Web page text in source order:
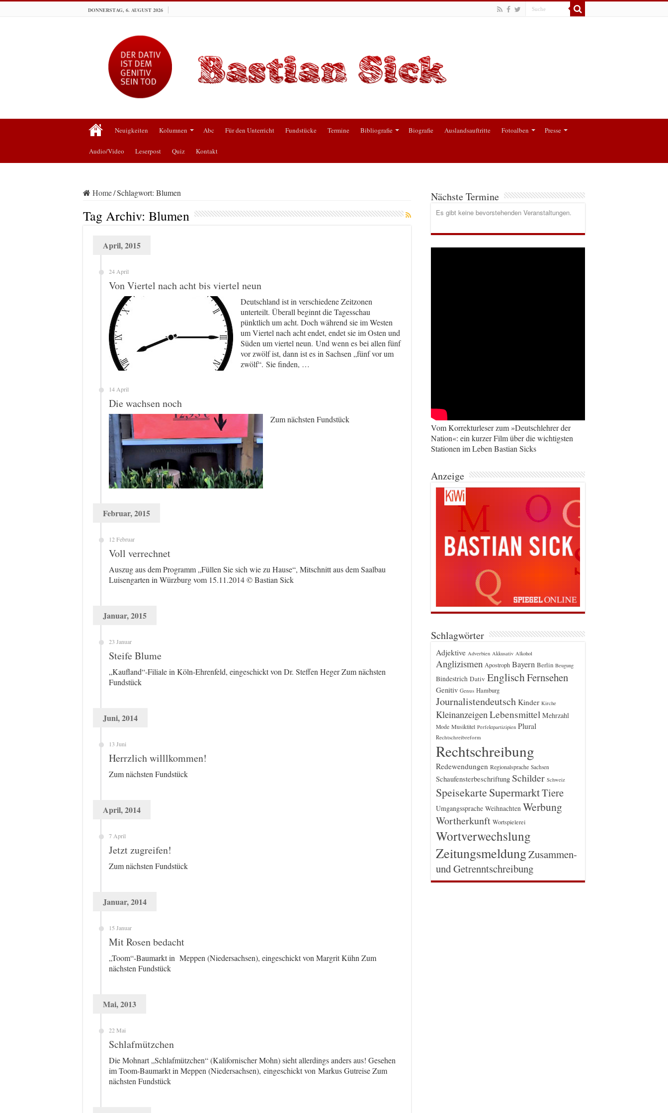
DONNERSTAG, 6. AUGUST 2026
Neuigkeiten Kolumnen Abc Für den Unterricht Fundstücke Termine Bibliografie Biografie Auslandsauftritte Fotoalben Presse
Audio/Video Leserpost Quiz Kontakt
Home/Schlagwort: Blumen
Tag Archiv: Blumen
April, 2015
24 April
Von Viertel nach acht bis viertel neun
Deutschland ist in verschiedene Zeitzonen
unterteilt. Überall beginnt die Tagesschau
pünktlich um acht. Doch während sie im Westen
um Viertel nach acht endet, endet sie im Osten und
Süden um viertel neun. Und wenn es bei allen fünf
vor zwölf ist, dann ist es in Sachsen „fünf vor um
zwölf“. Sie finden, …
14 April
Die wachsen noch
Zum nächsten Fundstück
Februar, 2015
12 Februar
Voll verrechnet
Auszug aus dem Programm „Füllen Sie sich wie zu Hause“, Mitschnitt aus dem Saalbau
Luisengarten in Würzburg vom 15.11.2014 © Bastian Sick
Januar, 2015
23 Januar
Steife Blume
„Kaufland“-Filiale in Köln-Ehrenfeld, eingeschickt von Dr. Steffen Heger Zum nächsten
Fundstück
Juni, 2014
13 Juni
Herrzlich willlkommen!
Zum nächsten Fundstück
April, 2014
7 April
Jetzt zugreifen!
Zum nächsten Fundstück
Januar, 2014
15 Januar
Mit Rosen bedacht
„Toom“-Baumarkt in Meppen (Niedersachsen), eingeschickt von Margrit Kühn Zum
nächsten Fundstück
Mai, 2013
22 Mai
Schlafmützchen
Die Mohnart „Schlafmützchen“ (Kalifornischer Mohn) sieht allerdings anders aus! Gesehen
im Toom-Baumarkt in Meppen (Niedersachsen), eingeschickt von Markus Gutreise Zum
nächsten Fundstück
Nächste Termine
Es gibt keine bevorstehenden Veranstaltungen.
Vom Korrekturleser zum »Deutschlehrer der
Nation«: ein kurzer Film über die wichtigsten
Stationen im Leben Bastian Sicks
Anzeige
Schlagwörter
Adjektive Adverbien Akkusativ Alkohol
Anglizismen Apostroph Bayern Berlin Beugung
Bindestrich Dativ EnglischFernsehen
Genitiv Genus Hamburg
Journalistendeutsch Kinder Kirche
Kleinanzeigen Lebensmittel Mehrzahl
Mode Musiktitel Perfektpartizipien Plural
Rechtschreibreform
Rechtschreibung
Redewendungen Regionalsprache Sachsen
Schaufensterbeschriftung Schilder Schweiz
Speisekarte SupermarktTiere
Umgangssprache Weihnachten Werbung
Wortherkunft Wortspielerei
Wortverwechslung
ZeitungsmeldungZusammen-
und Getrenntschreibung